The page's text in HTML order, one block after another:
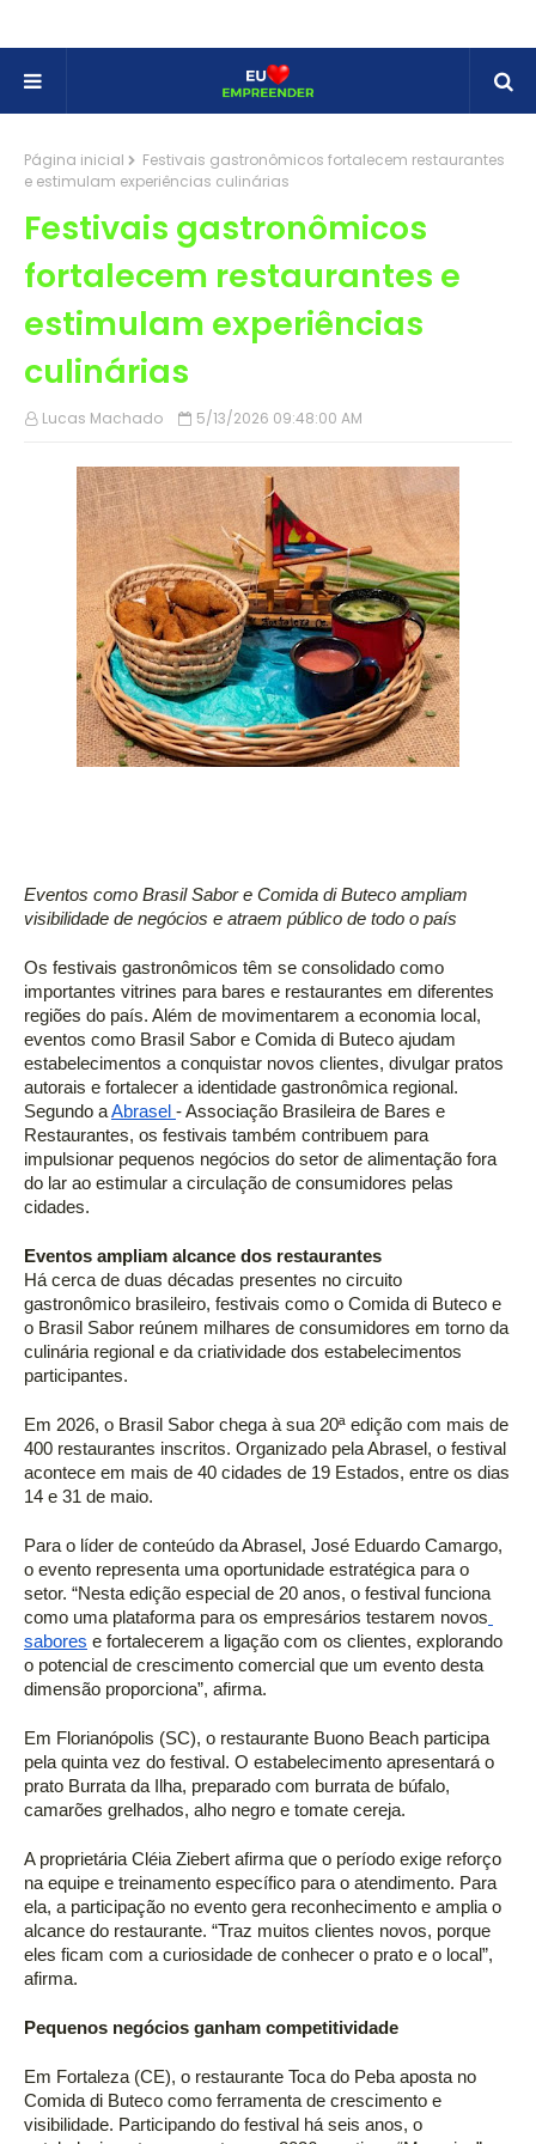
Página inicial
Festivais gastronômicos fortalecem restaurantes
e estimulam experiências culinárias
Festivais gastronômicos
fortalecem restaurantes e
estimulam experiências
culinárias
Lucas Machado 5/13/2026 09:48:00 AM
Eventos como Brasil Sabor e Comida di Buteco ampliam
visibilidade de negócios e atraem público de todo o país
Os festivais gastronômicos têm se consolidado como
importantes vitrines para bares e restaurantes em diferentes
regiões do país. Além de movimentarem a economia local,
eventos como Brasil Sabor e Comida di Buteco ajudam
estabelecimentos a conquistar novos clientes, divulgar pratos
autorais e fortalecer a identidade gastronômica regional.
Segundo a Abrasel - Associação Brasileira de Bares e
Restaurantes, os festivais também contribuem para
impulsionar pequenos negócios do setor de alimentação fora
do lar ao estimular a circulação de consumidores pelas
cidades.
Eventos ampliam alcance dos restaurantes
Há cerca de duas décadas presentes no circuito
gastronômico brasileiro, festivais como o Comida di Buteco e
o Brasil Sabor reúnem milhares de consumidores em torno da
culinária regional e da criatividade dos estabelecimentos
participantes.
Em 2026, o Brasil Sabor chega à sua 20ª edição com mais de
400 restaurantes inscritos. Organizado pela Abrasel, o festival
acontece em mais de 40 cidades de 19 Estados, entre os dias
14 e 31 de maio.
Para o líder de conteúdo da Abrasel, José Eduardo Camargo,
o evento representa uma oportunidade estratégica para o
setor. “Nesta edição especial de 20 anos, o festival funciona
como uma plataforma para os empresários testarem novos
sabores e fortalecerem a ligação com os clientes, explorando
o potencial de crescimento comercial que um evento desta
dimensão proporciona”, afirma.
Em Florianópolis (SC), o restaurante Buono Beach participa
pela quinta vez do festival. O estabelecimento apresentará o
prato Burrata da Ilha, preparado com burrata de búfalo,
camarões grelhados, alho negro e tomate cereja.
A proprietária Cléia Ziebert afirma que o período exige reforço
na equipe e treinamento específico para o atendimento. Para
ela, a participação no evento gera reconhecimento e amplia o
alcance do restaurante. “Traz muitos clientes novos, porque
eles ficam com a curiosidade de conhecer o prato e o local”,
afirma.
Pequenos negócios ganham competitividade
Em Fortaleza (CE), o restaurante Toca do Peba aposta no
Comida di Buteco como ferramenta de crescimento e
visibilidade. Participando do festival há seis anos, o